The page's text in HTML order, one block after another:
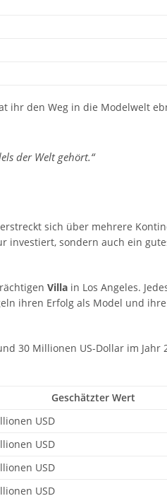
ihr den Weg in die Modelwelt
der Welt gehört.“
erstreckt sich über mehrere
investiert, sondern auch ein
Villa in Los Angeles.
ihren Erfolg als Model und ihre
30 Millionen US-Dollar im Jahr
Geschätzter Wert
USD
USD
USD
USD